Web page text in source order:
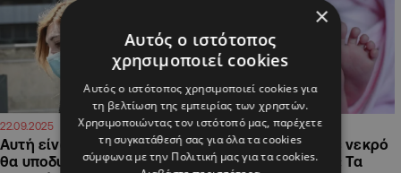
22.09.2025 15:35
Αυτή είναι η ηθοποιός που
θα υποδυθεί την
09.09.2025 19:44
Νέα υπόθεση σοκ με νεκρό
βρέφος στην Πάτρα: Τα
×
Αυτός ο ιστότοπος
χρησιμοποιεί cookies
Αυτός ο ιστότοπος χρησιμοποιεί cookies για
τη βελτίωση της εμπειρίας των χρηστών.
Χρησιμοποιώντας τον ιστότοπό μας, παρέχετε
τη συγκατάθεσή σας για όλα τα cookies
σύμφωνα με την Πολιτική μας για τα cookies.